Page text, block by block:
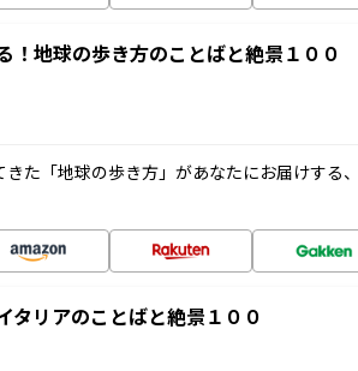
！地球の歩き方のことばと絶景１００
た「地球の歩き方」があなたにお届けする
タリアのことばと絶景１００